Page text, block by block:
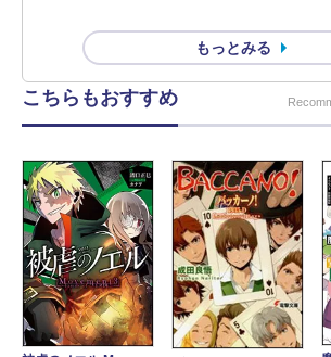
もっとみる
こちらもおすすめ